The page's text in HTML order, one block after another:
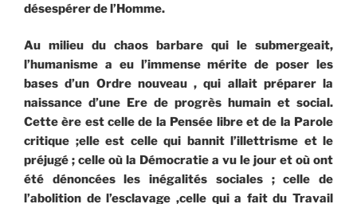
désespérer de l’Homme.
Au milieu du chaos barbare qui le submergeait,
l’humanisme a eu l’immense mérite de poser les
bases d’un Ordre nouveau , qui allait préparer la
naissance d’une Ere de progrès humain et social.
Cette ère est celle de la Pensée libre et de la Parole
critique ;elle est celle qui bannit l’illettrisme et le
préjugé ; celle où la Démocratie a vu le jour et où ont
été dénoncées les inégalités sociales ; celle de
l’abolition de l’esclavage ,celle qui a fait du Travail